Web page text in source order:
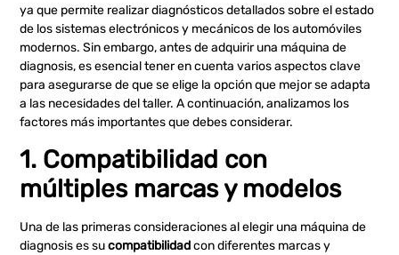
ya que permite realizar diagnósticos detallados sobre el estado
de los sistemas electrónicos y mecánicos de los automóviles
modernos. Sin embargo, antes de adquirir una máquina de
diagnosis, es esencial tener en cuenta varios aspectos clave
para asegurarse de que se elige la opción que mejor se adapta
a las necesidades del taller. A continuación, analizamos los
factores más importantes que debes considerar.
1. Compatibilidad con
múltiples marcas y modelos
Una de las primeras consideraciones al elegir una máquina de
diagnosis es sucompatibilidadcon diferentes marcas y